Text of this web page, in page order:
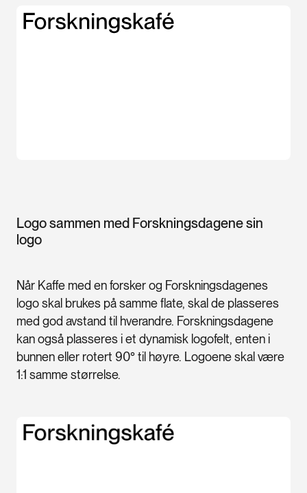
Logo sammen med Forskningsdagene sin
logo
Når Kaffe med en forsker og Forskningsdagenes
logo skal brukes på samme flate, skal de plasseres
med god avstand til hverandre. Forskningsdagene
kan også plasseres i et dynamisk logofelt, enten i
bunnen eller rotert 90° til høyre. Logoene skal være
1:1 samme størrelse.